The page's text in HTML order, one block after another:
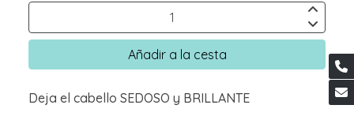
Añadir a la cesta
Deja el cabello SEDOSO y BRILLANTE